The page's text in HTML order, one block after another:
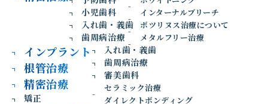
小児歯科
入れ歯・義歯
歯周病治療
インターナルブリーチ
ボツリヌス治療について
メタルフリー治療
インプラント
根管治療
精密治療
矯正
入れ歯・義歯
歯周病治療
審美歯科
セラミック治療
ダイレクトボンディング
「歯がズキズキ痛い」「噛むと痛い」「歯ぐきが腫れてい
る」などの症状で歯科医院を受診される方の中には、歯の根
っこや神経にトラブルを抱えているケースが多くあります。